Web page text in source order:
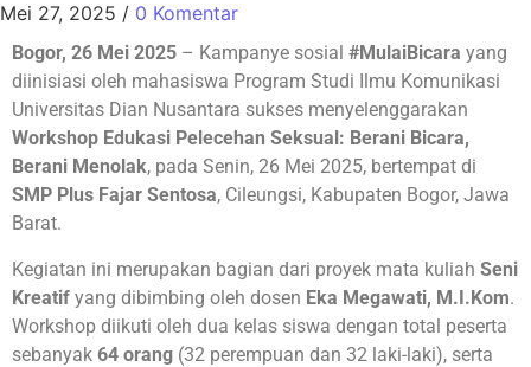
Mei 27, 2025 / 0 Komentar
Bogor, 26 Mei 2025 – Kampanye sosial #MulaiBicara yang
diinisiasi oleh mahasiswa Program Studi Ilmu Komunikasi
Universitas Dian Nusantara sukses menyelenggarakan
Workshop Edukasi Pelecehan Seksual: Berani Bicara,
Berani Menolak, pada Senin, 26 Mei 2025, bertempat di
SMP Plus Fajar Sentosa, Cileungsi, Kabupaten Bogor, Jawa
Barat.
Kegiatan ini merupakan bagian dari proyek mata kuliah Seni
Kreatif yang dibimbing oleh dosen Eka Megawati, M.I.Kom.
Workshop diikuti oleh dua kelas siswa dengan total peserta
sebanyak 64 orang (32 perempuan dan 32 laki-laki), serta